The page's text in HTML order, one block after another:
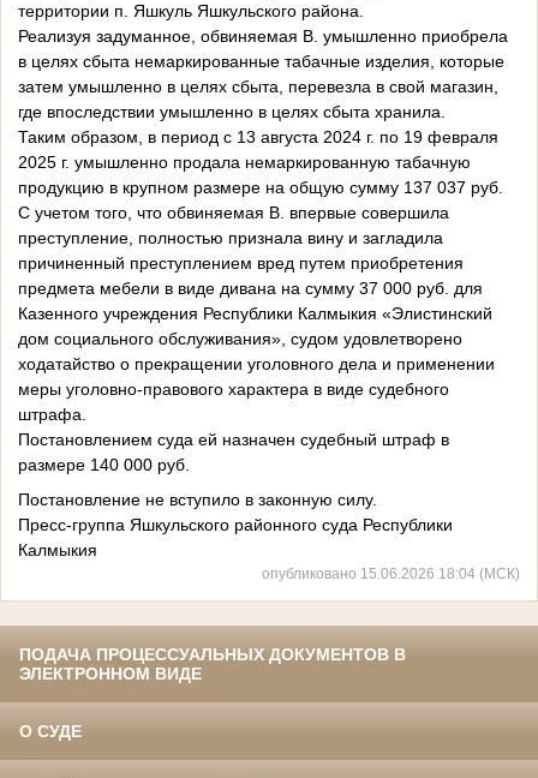
территории п. Яшкуль Яшкульского района.
Реализуя задуманное, обвиняемая В. умышленно приобрела
в целях сбыта немаркированные табачные изделия, которые
затем умышленно в целях сбыта, перевезла в свой магазин,
где впоследствии умышленно в целях сбыта хранила.
Таким образом, в период с 13 августа 2024 г. по 19 февраля
2025 г. умышленно продала немаркированную табачную
продукцию в крупном размере на общую сумму 137 037 руб.
С учетом того, что обвиняемая В. впервые совершила
преступление, полностью признала вину и загладила
причиненный преступлением вред путем приобретения
предмета мебели в виде дивана на сумму 37 000 руб. для
Казенного учреждения Республики Калмыкия «Элистинский
дом социального обслуживания», судом удовлетворено
ходатайство о прекращении уголовного дела и применении
меры уголовно-правового характера в виде судебного
штрафа.
Постановлением суда ей назначен судебный штраф в
размере 140 000 руб.
Постановление не вступило в законную силу.
Пресс-группа Яшкульского районного суда Республики
Калмыкия
опубликовано 15.06.2026 18:04 (МСК)
ПОДАЧА ПРОЦЕССУАЛЬНЫХ ДОКУМЕНТОВ В
ЭЛЕКТРОННОМ ВИДЕ
О СУДЕ